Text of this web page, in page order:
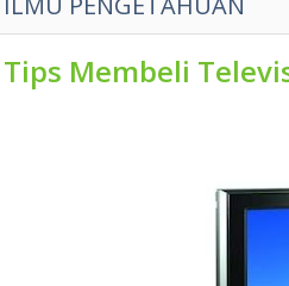
Tips Membeli